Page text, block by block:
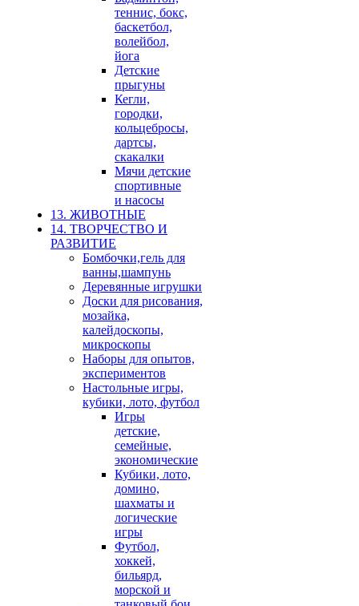
теннис, бокс,
баскетбол,
волейбол,
йога
Детские
прыгуны
Кегли,
городки,
кольцебросы,
дартсы,
скакалки
Мячи детские
спортивные
и насосы
13. ЖИВОТНЫЕ
14. ТВОРЧЕСТВО И
РАЗВИТИЕ
Бомбочки,гель для
ванны,шампунь
Деревянные игрушки
Доски для рисования,
мозайка,
калейдоскопы,
микроскопы
Наборы для опытов,
экспериментов
Настольные игры,
кубики, лото, футбол
Игры
детские,
семейные,
экономические
Кубики, лото,
домино,
шахматы и
логические
игры
Футбол,
хоккей,
бильярд,
морской и